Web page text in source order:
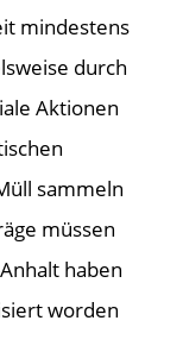
mindestens
durch
Aktionen
sammeln
müssen
haben
worden